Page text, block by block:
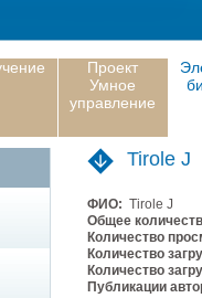
Проект
Умное
управление
Tirole J
ФИО: Tirole J
Общее
Количество
Количество
Количество
Публикации